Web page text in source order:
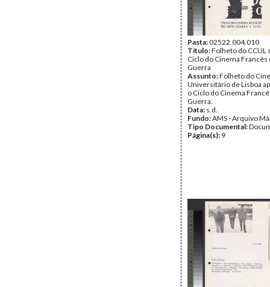
Pasta:02522.004.010
Título:Folheto do CCUL
Ciclo do Cinema Francês
Guerra
Assunto:Folheto do
Universitário de Lisboa
o Ciclo do Cinema
Guerra.
Data: s.d.
Fundo:AMS - Arquivo
Tipo Documental:
Página(s): 9